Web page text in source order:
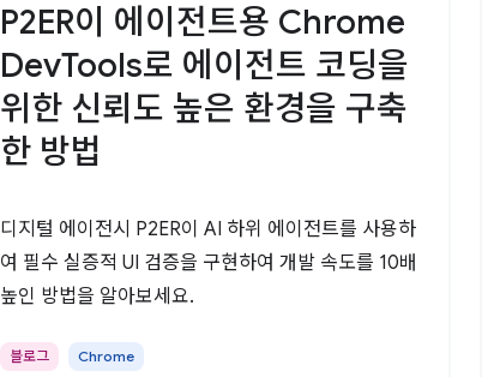
P2ER이 에이전트용 Chrome
DevTools로 에이전트 코딩을
위한 신뢰도 높은 환경을 구축
한 방법
디지털 에이전시 P2ER이 AI 하위 에이전트를 사용하
여 필수 실증적 UI 검증을 구현하여 개발 속도를 10배
높인 방법을 알아보세요.
블로그 Chrome